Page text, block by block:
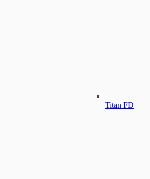
Titan FD